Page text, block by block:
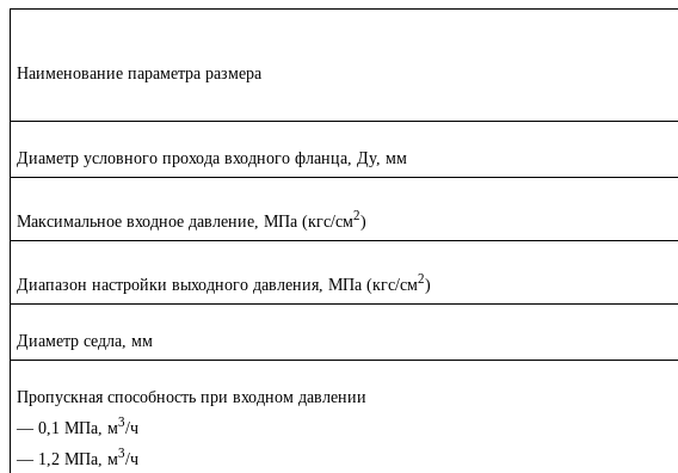
Наименование параметра размера
Диаметр условного прохода входного фланца, Ду, мм
Максимальное входное давление, МПа (кгс/см2)
Диапазон настройки выходного давления, МПа (кгс/см2)
Диаметр седла, мм
Пропускная способность при входном давлении
— 0,1 МПа, м3/ч
— 1,2 МПа, м3/ч